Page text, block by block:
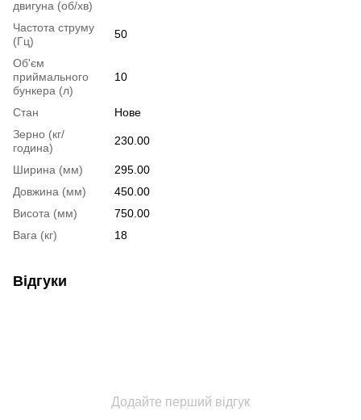
двигуна (об/хв)
Частота струму
(Гц)
50
Об'єм
приймального
бункера (л)
10
Стан
Нове
Зерно (кг/
година)
230.00
Ширина (мм)
295.00
Довжина (мм)
450.00
Висота (мм)
750.00
Вага (кг)
18
Відгуки
Додайте перший відгук